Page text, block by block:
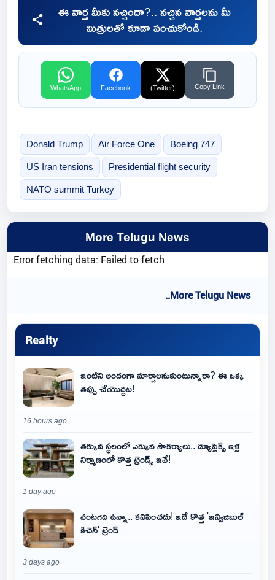
ఈ వార్త మీకు నచ్చిందా?.. నచ్చిన వార్తలను మీ
మిత్రులతో కూడా పంచుకోండి.
WhatsApp Facebook (Twitter) Copy Link
Donald Trump Air Force One Boeing 747
US Iran tensions Presidential flight security
NATO summit Turkey
More Telugu News
Error fetching data: Failed to fetch
..More Telugu News
Realty
ఇంటిని అందంగా మార్చాలనుకుంటున్నారా? ఈ ఒక్క
తప్పు చేయొద్దట!
16 hours ago
తక్కువ స్థలంలో ఎక్కువ సౌకర్యాలు.. డ్యూప్లెక్స్ ఇళ్ల
నిర్మాణంలో కొత్త ట్రెండ్స్ ఇవే!
1 day ago
వంటగది ఉన్నా.. కనిపించదు! ఇదే కొత్త 'ఇన్విజిబుల్
కిచెన్' ట్రెండ్
3 days ago